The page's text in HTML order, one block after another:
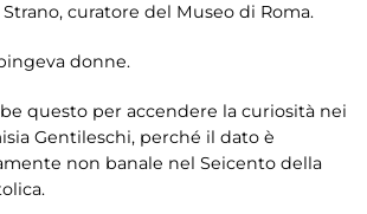
curatore del Museo di Roma.
donne.
questo per accendere la curiosità nei
Gentileschi, perché il dato è
non banale nel Seicento della